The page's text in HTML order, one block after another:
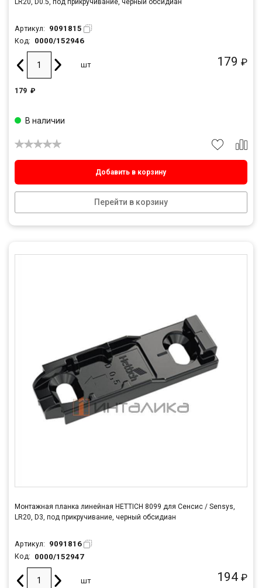
LR20, D0.5, под прикручивание, черный обсидиан
Артикул: 9091815
Код: 0000/152946
179 ₽
шт
179 ₽
Добавить в корзину
Перейти в корзину
В наличии
Монтажная планка линейная HETTICH 8099 для Сенсис / Sensys,
LR20, D3, под прикручивание, черный обсидиан
Артикул: 9091816
Код: 0000/152947
194 ₽
шт